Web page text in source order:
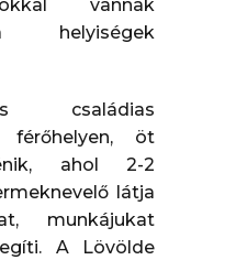
vannak
helyiségek
családias
férőhelyen, öt
ahol 2-2
látja
munkájukat
A Lövölde